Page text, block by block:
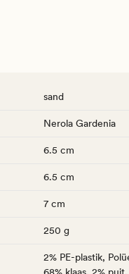
sand
Nerola Gardenia
6.5 cm
6.5 cm
7 cm
250 g
2% PE-plastik,
68% klaas, 2%